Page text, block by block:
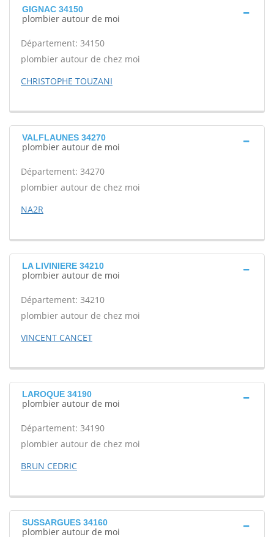
GIGNAC 34150
plombier autour de moi
Département: 34150
plombier autour de chez moi
CHRISTOPHE TOUZANI
VALFLAUNES 34270
plombier autour de moi
Département: 34270
plombier autour de chez moi
NA2R
LA LIVINIERE 34210
plombier autour de moi
Département: 34210
plombier autour de chez moi
VINCENT CANCET
LAROQUE 34190
plombier autour de moi
Département: 34190
plombier autour de chez moi
BRUN CEDRIC
SUSSARGUES 34160
plombier autour de moi